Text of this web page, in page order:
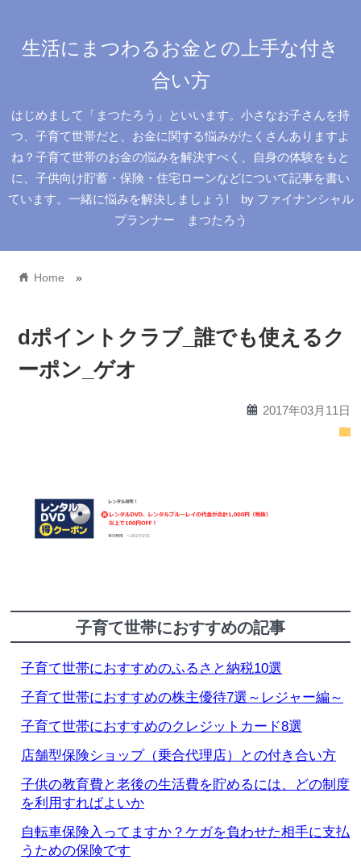
生活にまつわるお金との上手な付き
合い方
はじめまして「まつたろう」といいます。小さなお子さんを持
つ、子育て世帯だと、お金に関する悩みがたくさんありますよ
ね？子育て世帯のお金の悩みを解決すべく、自身の体験をもと
に、子供向け貯蓄・保険・住宅ローンなどについて記事を書い
ています。一緒に悩みを解決しましょう! by ファイナンシャル
プランナー まつたろう
home Home »
dポイントクラブ_誰でも使えるク
ーポン_ゲオ
calendar 2017年03月11日
folder
子育て世帯におすすめの記事
子育て世帯におすすめのふるさと納税10選
子育て世帯におすすめの株主優待7選～レジャー編～
子育て世帯におすすめのクレジットカード8選
店舗型保険ショップ（乗合代理店）との付き合い方
子供の教育費と老後の生活費を貯めるには、どの制度
を利用すればよいか
自転車保険入ってますか？ケガを負わせた相手に支払
うための保険です